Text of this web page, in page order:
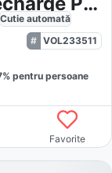
Cutie automată
VOL233511
% pentru persoane
Favorite